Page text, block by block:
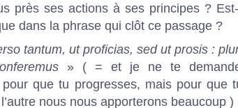
près ses actions à ses principes ?
dans la phrase qui clôt ce passage ?
tantum, ut proficias, sed ut prosis :
» ( = et je ne te
que tu progresses, mais pour que
nous nous apporterons beaucoup )